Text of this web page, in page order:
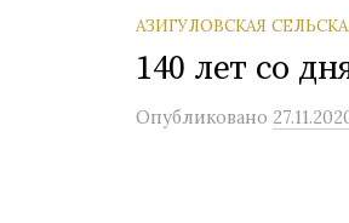
АЗИГУЛОВСКАЯ
140 лет со
Опубликовано